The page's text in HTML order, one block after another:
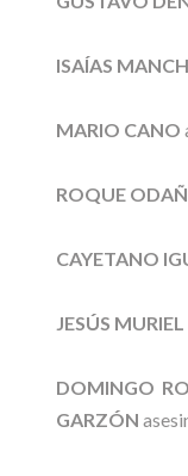
ISAÍAS
MARIO CANO
ROQUE
CAYETANO
JESÚS MURIEL
DOMINGO
GARZÓN